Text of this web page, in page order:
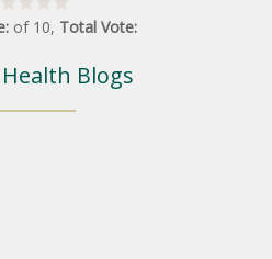
of 10, Total Vote:
Blogs